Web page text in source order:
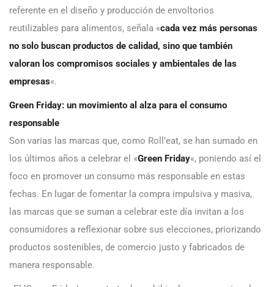
referente en el diseño y producción de envoltorios
reutilizables para alimentos, señala «cada vez más personas
no solo buscan productos de calidad, sino que también
valoran los compromisos sociales y ambientales de las
empresas«.
Green Friday: un movimiento al alza para el consumo
responsable
Son varias las marcas que, como Roll’eat, se han sumado en
los últimos años a celebrar el «Green Friday«, poniendo así el
foco en promover un consumo más responsable en estas
fechas. En lugar de fomentar la compra impulsiva y masiva,
las marcas que se suman a celebrar este día invitan a los
consumidores a reflexionar sobre sus elecciones, priorizando
productos sostenibles, de comercio justo y fabricados de
manera responsable.